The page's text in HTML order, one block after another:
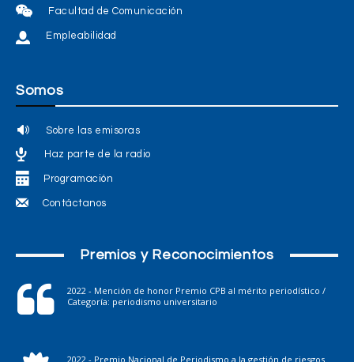
Facultad de Comunicación
Empleabilidad
Somos
Sobre las emisoras
Haz parte de la radio
Programación
Contáctanos
Premios y Reconocimientos
2022 - Mención de honor Premio CPB al mérito periodístico /
Categoría: periodismo universitario
2022 - Premio Nacional de Periodismo a la gestión de riesgos